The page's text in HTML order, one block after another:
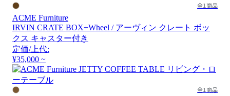
全1商品
ACME Furniture
IRVIN CRATE BOX+Wheel / アーヴィン クレート ボッ
クス キャスター付き
定価/上代:
¥35,000 ~
全1商品